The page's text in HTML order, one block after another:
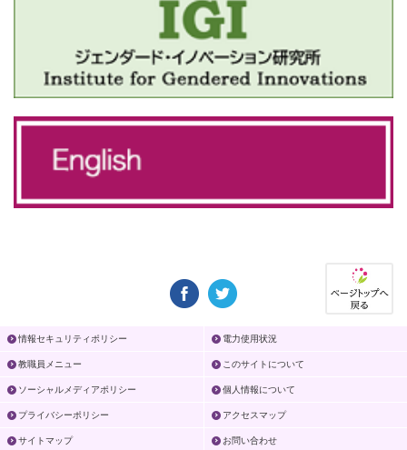
情報セキュリティポリシー 電力使用状況
教職員メニュー このサイトについて
ソーシャルメディアポリシー 個人情報について
プライバシーポリシー アクセスマップ
サイトマップ お問い合わせ